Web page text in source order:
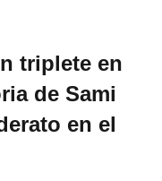
triplete en
de Sami
en el